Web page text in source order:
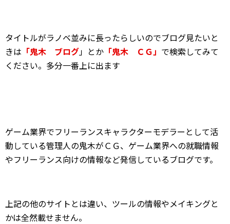
タイトルがラノベ並みに長ったらしいのでブログ見たいと
きは 「鬼木 ブログ」とか 「鬼木 ＣＧ」 で検索してみて
ください。多分一番上に出ます
ゲーム業界でフリーランスキャラクターモデラーとして活
動している管理人の鬼木がＣＧ、ゲーム業界への就職情報
やフリーランス向けの情報など発信しているブログです。
上記の他のサイトとは違い、ツールの情報やメイキングと
かは全然載せません。